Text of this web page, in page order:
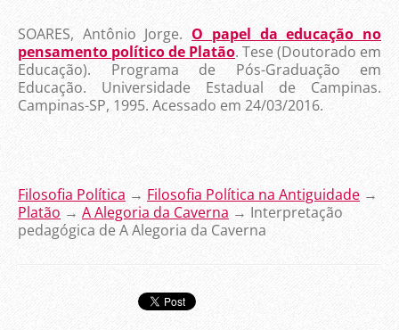
SOARES, Antônio Jorge. O papel da educação no
pensamento político de Platão. Tese (Doutorado em
Educação). Programa de Pós-Graduação em
Educação. Universidade Estadual de Campinas.
Campinas-SP, 1995. Acessado em 24/03/2016.
Filosofia Política → Filosofia Política na Antiguidade →
Platão → A Alegoria da Caverna → Interpretação
pedagógica de A Alegoria da Caverna